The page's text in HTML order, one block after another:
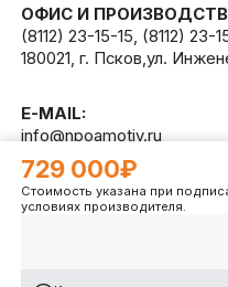
729 000₽
Стоимость указана при
условиях производителя.
ОФИС И
(8112) 23-15-15, (8112) 23-
180021, г. Псков,ул.
E-MAIL:
info@npoamotiv.ru